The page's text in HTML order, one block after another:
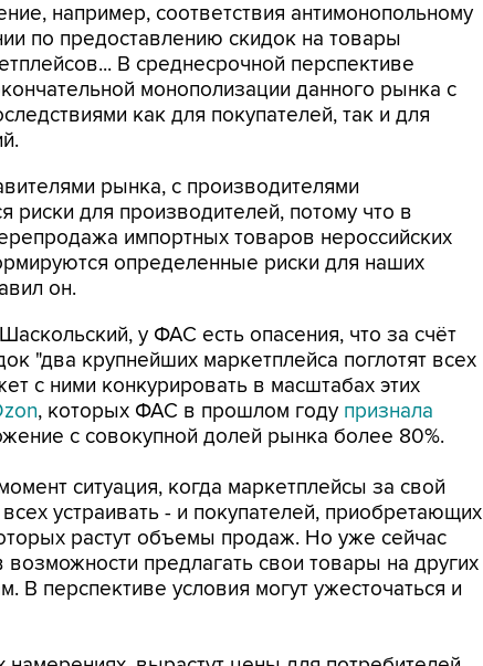
например, соответствия антимонопольному
по предоставлению скидок на товары
В среднесрочной перспективе
монополизации данного рынка с
как для покупателей, так и для
рынка, с производителями
риски для производителей, потому что в
импортных товаров нероссийских
определенные риски для наших
он.
у ФАС есть опасения, что за счёт
"два крупнейших маркетплейса поглотят всех
с ними конкурировать в масштабах этих
, которых ФАС в прошлом году признала
с совокупной долей рынка более 80%.
ситуация, когда маркетплейсы за свой
устраивать - и покупателей, приобретающих
растут объемы продаж. Но уже сейчас
предлагать свои товары на других
перспективе условия могут ужесточаться и